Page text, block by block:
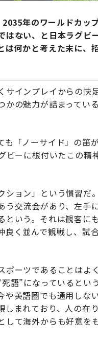
年のワールドカッ
ない、と日本ラグビ
何かと考えた末に、
インプレイからの快
の魅力が詰まってい
「ノーサイド」の笛
ビーに根付いたこの精
ョン」という慣習だ
交流会があり、左手
いう。それは観客に
く並んで観戦し、試
ポーツであることはよ
語”になっているとい
英語圏でも通用しな
まれており、人の在
て海外からも好意を